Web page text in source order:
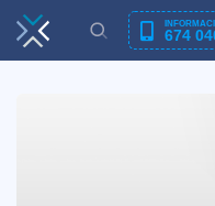
674